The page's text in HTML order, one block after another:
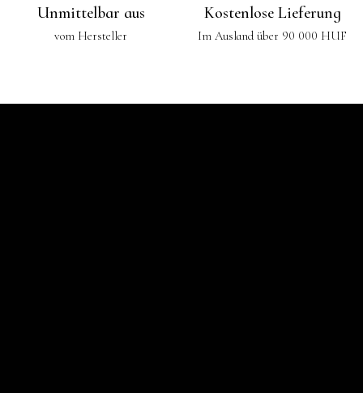
Unmittelbar aus
vom Hersteller
Kostenlose Lieferung
Im Ausland über 90 000 HUF